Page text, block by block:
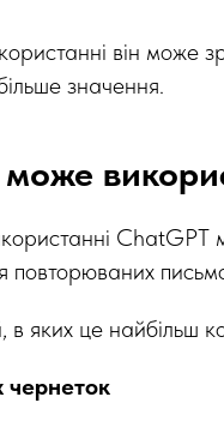
він може
значення.
ChatGPT
повторюваних
в яких це найбільш